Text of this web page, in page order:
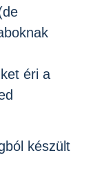
éri a
készült